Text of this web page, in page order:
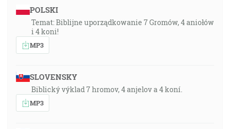
POLSKI
Temat: Biblijne uporządkowanie 7 Gromów, 4 aniołów
i 4 koni!
MP3
SLOVENSKY
Biblický výklad 7 hromov, 4 anjelov a 4 koní.
MP3